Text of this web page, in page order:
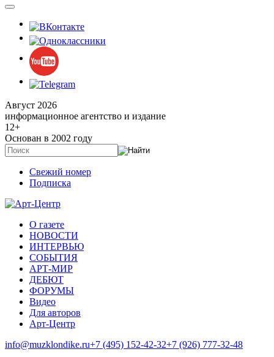
Август 2026
информационное агентство и издание
12+
Основан в 2002 году
Свежий номер
Подписка
О газете
НОВОСТИ
ИНТЕРВЬЮ
СОБЫТИЯ
АРТ-МИР
ДЕБЮТ
ФОРУМЫ
Видео
Для авторов
Арт-Центр
info@muzklondike.ru+7 (495) 152-42-32+7 (926) 777-32-48